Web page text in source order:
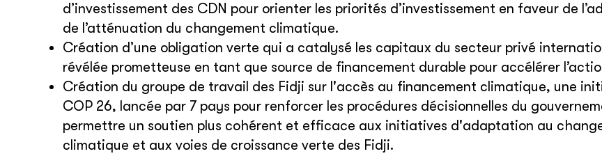
d’investissement des CDN pour orienter les priorités d’investissement en faveur de
de l’atténuation du changement climatique.
Création d’une obligation verte qui a catalysé les capitaux du secteur privé
révélée prometteuse en tant que source de financement durable pour accélérer
Création du groupe de travail des Fidji sur l'accès au financement climatique, une
COP 26, lancée par 7 pays pour renforcer les procédures décisionnelles du
permettre un soutien plus cohérent et efficace aux initiatives d'adaptation au
climatique et aux voies de croissance verte des Fidji.